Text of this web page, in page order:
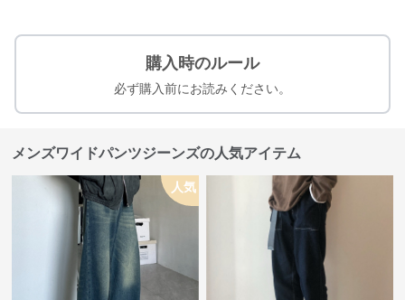
購入時のルール
必ず購入前にお読みください。
メンズワイドパンツジーンズの人気アイテム
人気